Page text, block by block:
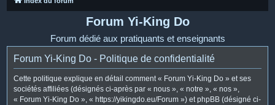
Forum Yi-King Do
Forum dédié aux pratiquants et enseignants
Forum Yi-King Do - Politique de confidentialité
Cette politique explique en détail comment « Forum Yi-King Do » et ses
sociétés affiliées (désignés ci-après par « nous », « notre », « nos »,
« Forum Yi-King Do », « https://yikingdo.eu/Forum ») et phpBB (désigné ci-